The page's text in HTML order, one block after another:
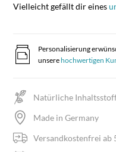
Vielleicht gefällt dir eines
Personalisierung
unserehochwertigen
Natürliche
Made in Germany
Versandkostenfrei ab